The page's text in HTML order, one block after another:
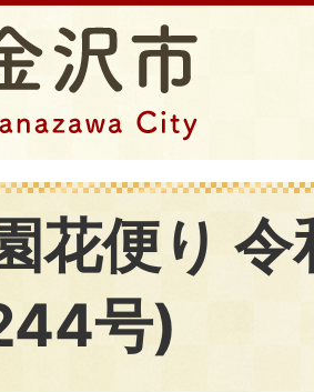
花便り
号)